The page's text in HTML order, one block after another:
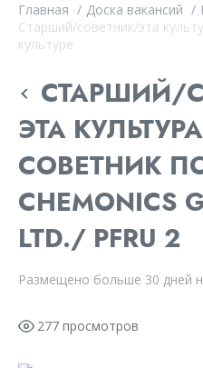
Главная / Доска вакансий /
Старший/советник/эта
культуре
СТАРШИЙ/
ЭТА
СОВЕТНИК
CHEMONICS
LTD./ PFRU 2
Размещено больше 30 дней
277 просмотров